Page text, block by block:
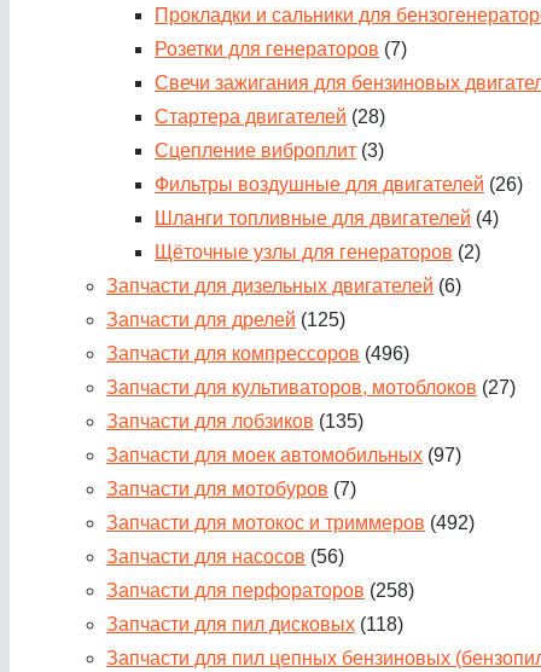
Прокладки и сальники для
Розетки для генераторов (7)
Свечи зажигания для бензиновых
Стартера двигателей (28)
Сцепление виброплит (3)
Фильтры воздушные для двигателей (26)
Шланги топливные для двигателей (4)
Щёточные узлы для генераторов (2)
Запчасти для дизельных двигателей (6)
Запчасти для дрелей (125)
Запчасти для компрессоров (496)
Запчасти для культиваторов, мотоблоков (27)
Запчасти для лобзиков (135)
Запчасти для моек автомобильных (97)
Запчасти для мотобуров (7)
Запчасти для мотокос и триммеров (492)
Запчасти для насосов (56)
Запчасти для перфораторов (258)
Запчасти для пил дисковых (118)
Запчасти для пил цепных бензиновых